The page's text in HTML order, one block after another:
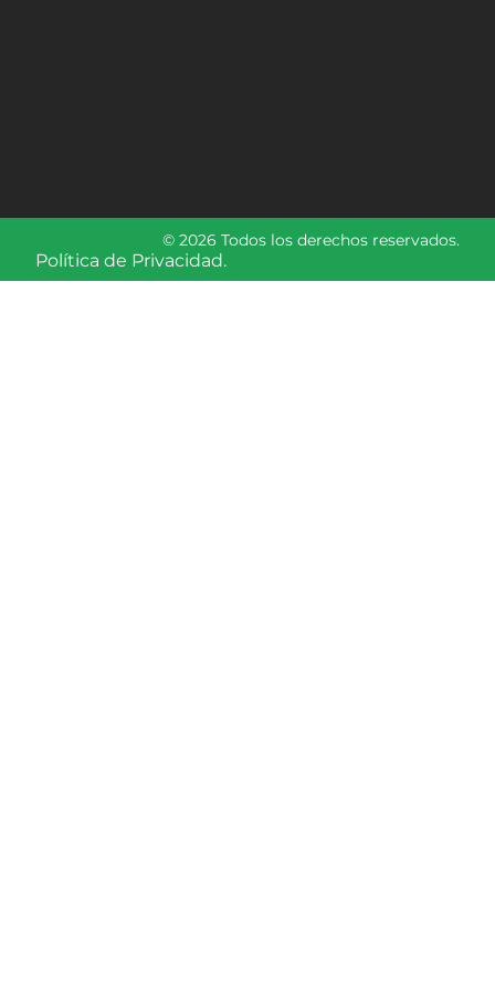
© 2026 Todos los derechos reservados.
Política de Privacidad.